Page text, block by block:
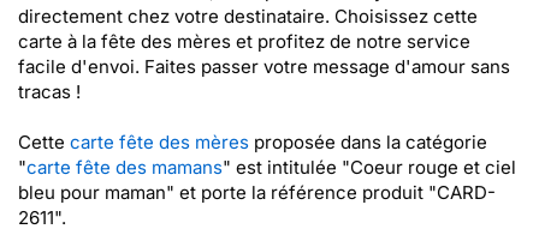
directement chez votre destinataire. Choisissez cette
carte à la fête des mères et profitez de notre service
facile d'envoi. Faites passer votre message d'amour sans
tracas !
Cette carte fête des mères proposée dans la catégorie
"carte fête des mamans" est intitulée "Coeur rouge et ciel
bleu pour maman" et porte la référence produit "CARD-
2611".